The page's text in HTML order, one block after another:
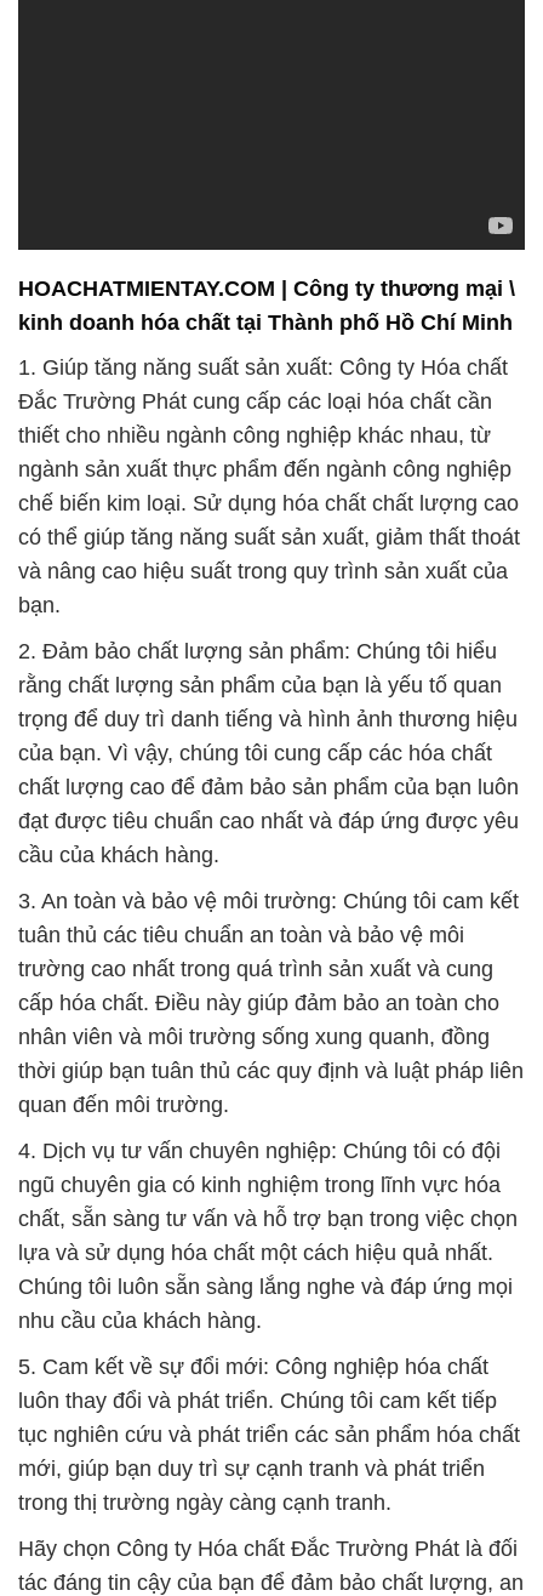
HOACHATMIENTAY.COM | Công ty thương mại \
kinh doanh hóa chất tại Thành phố Hồ Chí Minh
1. Giúp tăng năng suất sản xuất: Công ty Hóa chất
Đắc Trường Phát cung cấp các loại hóa chất cần
thiết cho nhiều ngành công nghiệp khác nhau, từ
ngành sản xuất thực phẩm đến ngành công nghiệp
chế biến kim loại. Sử dụng hóa chất chất lượng cao
có thể giúp tăng năng suất sản xuất, giảm thất thoát
và nâng cao hiệu suất trong quy trình sản xuất của
bạn.
2. Đảm bảo chất lượng sản phẩm: Chúng tôi hiểu
rằng chất lượng sản phẩm của bạn là yếu tố quan
trọng để duy trì danh tiếng và hình ảnh thương hiệu
của bạn. Vì vậy, chúng tôi cung cấp các hóa chất
chất lượng cao để đảm bảo sản phẩm của bạn luôn
đạt được tiêu chuẩn cao nhất và đáp ứng được yêu
cầu của khách hàng.
3. An toàn và bảo vệ môi trường: Chúng tôi cam kết
tuân thủ các tiêu chuẩn an toàn và bảo vệ môi
trường cao nhất trong quá trình sản xuất và cung
cấp hóa chất. Điều này giúp đảm bảo an toàn cho
nhân viên và môi trường sống xung quanh, đồng
thời giúp bạn tuân thủ các quy định và luật pháp liên
quan đến môi trường.
4. Dịch vụ tư vấn chuyên nghiệp: Chúng tôi có đội
ngũ chuyên gia có kinh nghiệm trong lĩnh vực hóa
chất, sẵn sàng tư vấn và hỗ trợ bạn trong việc chọn
lựa và sử dụng hóa chất một cách hiệu quả nhất.
Chúng tôi luôn sẵn sàng lắng nghe và đáp ứng mọi
nhu cầu của khách hàng.
5. Cam kết về sự đổi mới: Công nghiệp hóa chất
luôn thay đổi và phát triển. Chúng tôi cam kết tiếp
tục nghiên cứu và phát triển các sản phẩm hóa chất
mới, giúp bạn duy trì sự cạnh tranh và phát triển
trong thị trường ngày càng cạnh tranh.
Hãy chọn Công ty Hóa chất Đắc Trường Phát là đối
tác đáng tin cậy của bạn để đảm bảo chất lượng, an